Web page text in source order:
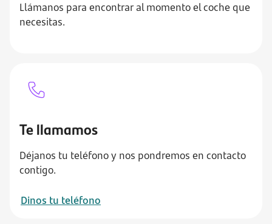
Llámanos para encontrar al momento el coche que
necesitas.
Te llamamos
Déjanos tu teléfono y nos pondremos en contacto
contigo.
Dinos tu teléfono